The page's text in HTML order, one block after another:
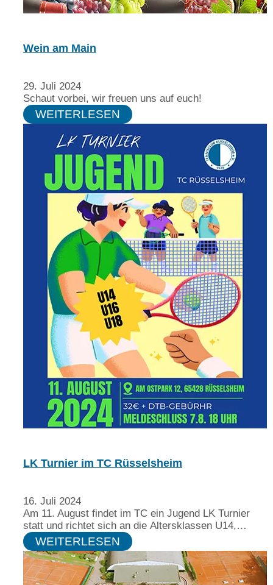
Wein am Main
29. Juli 2024
Schaut vorbei, wir freuen uns auf euch!
WEITERLESEN
LK Turnier im TC Rüsselsheim
16. Juli 2024
Am 11. August findet im TC ein Jugend LK Turnier
statt und richtet sich an die Altersklassen U14,…
WEITERLESEN